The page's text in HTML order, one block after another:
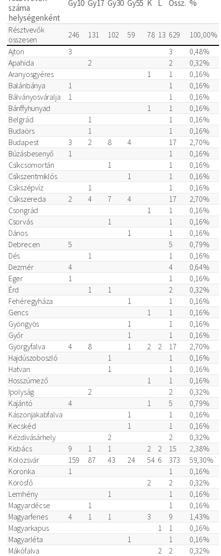
száma
helységenként
Gy10 Gy17 Gy30 Gy55 K L Össz. %
Résztvevők
összesen
246 131 102 59 78 13 629
100,00%
Ajton
3 3
0,48%
Apahida
2 2
0,32%
Aranyosgyéres
1 1
0,16%
Balánbánya
1 1
0,16%
Bálványosváralja
1 1
0,16%
Bánffyhunyad
1 1
0,16%
Belgrád
1 1
0,16%
Budaörs
1 1
0,16%
Budapest
3 2 8 4 17
2,70%
Búzásbesenyő
1 1
0,16%
Csíkcsomortán
1 1
0,16%
Csíkszentmiklós
1 1
0,16%
Csíkszépvíz
1 1
0,16%
Csíkszereda
2 4 7 4 17
2,70%
Csongrád
1 1
0,16%
Csorvás
1 1
0,16%
Dános
1 1
0,16%
Debrecen
5 5
0,79%
Dés
1 1
0,16%
Dezmér
4 4
0,64%
Eger
1 1
0,16%
Érd
1 1 2
0,32%
Fehéregyháza
1 1
0,16%
Gencs
1 1
0,16%
Gyöngyös
1 1
0,16%
Győr
1 1
0,16%
Györgyfalva
4 8 1 2 2 17
2,70%
Hajdúszoboszló
1 1
0,16%
Hatvan
1 1
0,16%
Hosszúmező
1 1
0,16%
Ipolyság
2 2
0,32%
Kajántó
4 1 5
0,79%
Kászonjakabfalva
1 1
0,16%
Kecskéd
1 1
0,16%
Kézdivásárhely
2 2
0,32%
Kisbács
9 1 1 2 2 15
2,38%
Kolozsvár
159 87 43 24 54 6 373
59,30%
Koronka
1 1
0,16%
Körösfő
2 2
0,32%
Lemhény
1 1
0,16%
Magyardécse
1 1
0,16%
Magyarfenes
4 1 1 3 9
1,43%
Magyarkapus
1 1
0,16%
Magyarléta
1 1
0,16%
Mákófalva
2 2
0,32%